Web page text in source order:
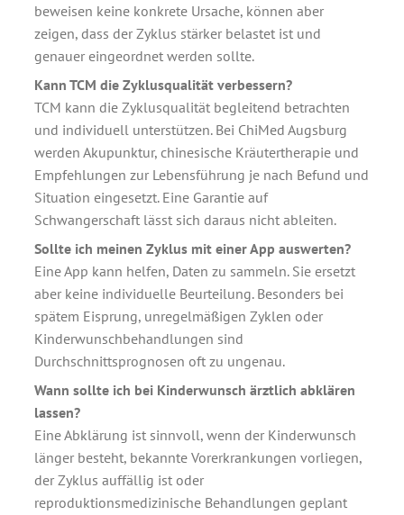
beweisen keine konkrete Ursache, können aber
zeigen, dass der Zyklus stärker belastet ist und
genauer eingeordnet werden sollte.
Kann TCM die Zyklusqualität verbessern?
TCM kann die Zyklusqualität begleitend betrachten
und individuell unterstützen. Bei ChiMed Augsburg
werden Akupunktur, chinesische Kräutertherapie und
Empfehlungen zur Lebensführung je nach Befund und
Situation eingesetzt. Eine Garantie auf
Schwangerschaft lässt sich daraus nicht ableiten.
Sollte ich meinen Zyklus mit einer App auswerten?
Eine App kann helfen, Daten zu sammeln. Sie ersetzt
aber keine individuelle Beurteilung. Besonders bei
spätem Eisprung, unregelmäßigen Zyklen oder
Kinderwunschbehandlungen sind
Durchschnittsprognosen oft zu ungenau.
Wann sollte ich bei Kinderwunsch ärztlich abklären
lassen?
Eine Abklärung ist sinnvoll, wenn der Kinderwunsch
länger besteht, bekannte Vorerkrankungen vorliegen,
der Zyklus auffällig ist oder
reproduktionsmedizinische Behandlungen geplant